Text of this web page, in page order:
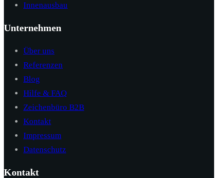
Innenausbau
Unternehmen
Über uns
Referenzen
Blog
Hilfe & FAQ
Zeichenbüro B2B
Kontakt
Impressum
Datenschutz
Kontakt